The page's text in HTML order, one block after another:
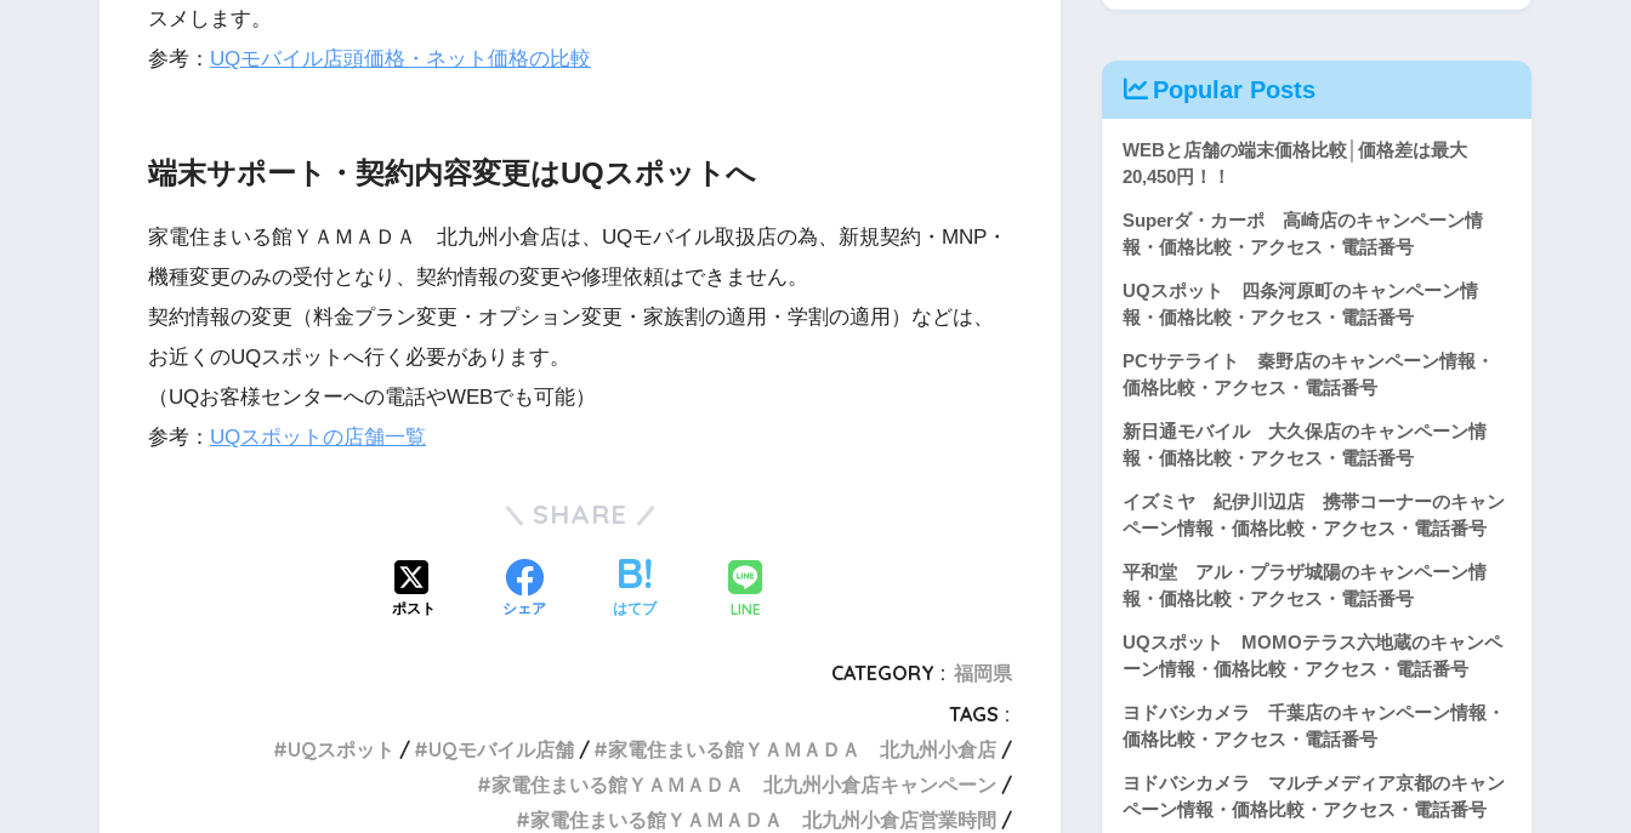
スメします。
参考： UQモバイル店頭価格・ネット価格の比較
端末サポート・契約内容変更はUQスポットへ
家電住まいる館ＹＡＭＡＤＡ 北九州小倉店は、UQモバイル取扱店の為、新規契約・MNP・
機種変更のみの受付となり、契約情報の変更や修理依頼はできません。
契約情報の変更（料金プラン変更・オプション変更・家族割の適用・学割の適用）などは、
お近くのUQスポットへ行く必要があります。
（UQお客様センターへの電話やWEBでも可能）
参考： UQスポットの店舗一覧
SHARE
ポスト シェア はてブ LINE
CATEGORY : 福岡県
TAGS :
UQスポット
UQモバイル店舗
家電住まいる館ＹＡＭＡＤＡ 北九州小倉店
家電住まいる館ＹＡＭＡＤＡ 北九州小倉店キャンペーン
家電住まいる館ＹＡＭＡＤＡ 北九州小倉店営業時間
Popular Posts
WEBと店舗の端末価格比較│価格差は最大
20,450円！！
Superダ・カーポ 高崎店のキャンペーン情
報・価格比較・アクセス・電話番号
UQスポット 四条河原町のキャンペーン情
報・価格比較・アクセス・電話番号
PCサテライト 秦野店のキャンペーン情報・
価格比較・アクセス・電話番号
新日通モバイル 大久保店のキャンペーン情
報・価格比較・アクセス・電話番号
イズミヤ 紀伊川辺店 携帯コーナーのキャン
ペーン情報・価格比較・アクセス・電話番号
平和堂 アル・プラザ城陽のキャンペーン情
報・価格比較・アクセス・電話番号
UQスポット MOMOテラス六地蔵のキャンペ
ーン情報・価格比較・アクセス・電話番号
ヨドバシカメラ 千葉店のキャンペーン情報・
価格比較・アクセス・電話番号
ヨドバシカメラ マルチメディア京都のキャン
ペーン情報・価格比較・アクセス・電話番号